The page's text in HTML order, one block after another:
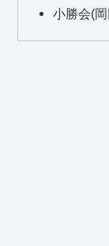
小勝会(